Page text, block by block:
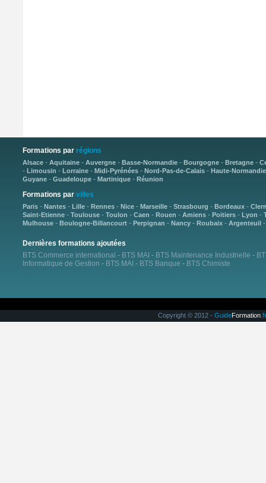
Formations par régions
Alsace- Aquitaine- Auvergne- Basse-Normandie- Bourgogne- Bretagne-
- Limousin - Lorraine- Midi-Pyrénées- Nord-Pas-de-Calais- Haute-Normandie
Guyane- Guadeloupe- Martinique- Réunion
Formations par villes
Paris- Nantes- Lille- Rennes- Nice- Marseille- Strasbourg - Bordeaux-
Saint-Etienne- Toulouse- Toulon - Caen - Rouen - Amiens- Poitiers- Lyon -
Mulhouse- Boulogne-Billancourt- Perpignan - Nancy- Roubaix- Argenteuil
Dernières formations ajoutées
BTS Commerce international - BTS MAI - BTS Maintenance Industrielle -
Informatique de Gestion - BTS MAI - BTS Banque - BTS Chimiste
Copyright © 2012 - GuideFormation.fr